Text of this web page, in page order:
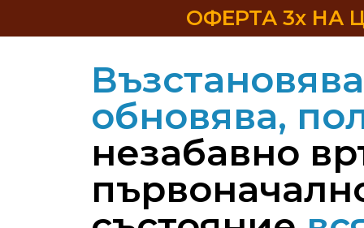
ОФЕРТА 3x НА
обновява,
незабавно